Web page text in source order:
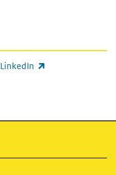
LinkedIn
link)